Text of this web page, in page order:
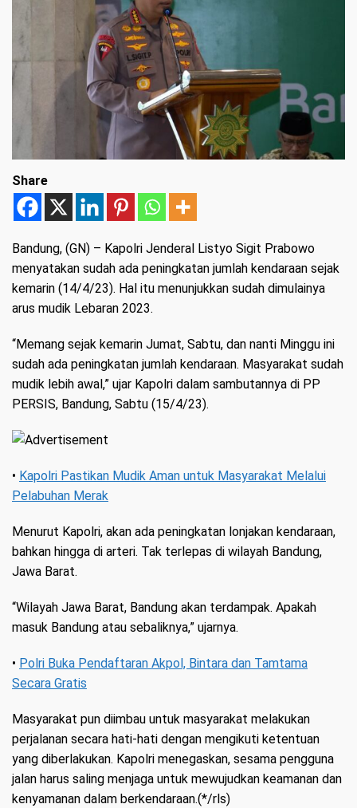
Share
Bandung, (GN) – Kapolri Jenderal Listyo Sigit Prabowo
menyatakan sudah ada peningkatan jumlah kendaraan sejak
kemarin (14/4/23). Hal itu menunjukkan sudah dimulainya
arus mudik Lebaran 2023.
“Memang sejak kemarin Jumat, Sabtu, dan nanti Minggu ini
sudah ada peningkatan jumlah kendaraan. Masyarakat sudah
mudik lebih awal,” ujar Kapolri dalam sambutannya di PP
PERSIS, Bandung, Sabtu (15/4/23).
• Kapolri Pastikan Mudik Aman untuk Masyarakat Melalui
Pelabuhan Merak
Menurut Kapolri, akan ada peningkatan lonjakan kendaraan,
bahkan hingga di arteri. Tak terlepas di wilayah Bandung,
Jawa Barat.
“Wilayah Jawa Barat, Bandung akan terdampak. Apakah
masuk Bandung atau sebaliknya,” ujarnya.
• Polri Buka Pendaftaran Akpol, Bintara dan Tamtama
Secara Gratis
Masyarakat pun diimbau untuk masyarakat melakukan
perjalanan secara hati-hati dengan mengikuti ketentuan
yang diberlakukan. Kapolri menegaskan, sesama pengguna
jalan harus saling menjaga untuk mewujudkan keamanan dan
kenyamanan dalam berkendaraan.(*/rls)